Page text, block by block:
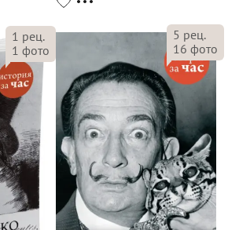
1 рец.
1 фото
5 рец.
16 фото